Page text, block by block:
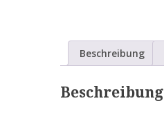
Beschreibung
Beschreibung